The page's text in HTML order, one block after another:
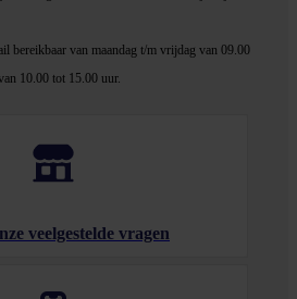
bereikbaar van maandag t/m vrijdag van 09.00
10.00 tot 15.00 uur.
veelgestelde vragen